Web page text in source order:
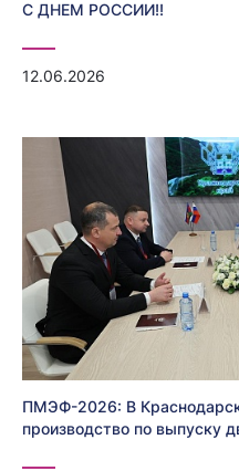
С ДНЕМ РОССИИ!!
12.06.2026
ПМЭФ-2026: В
производство по выпуску